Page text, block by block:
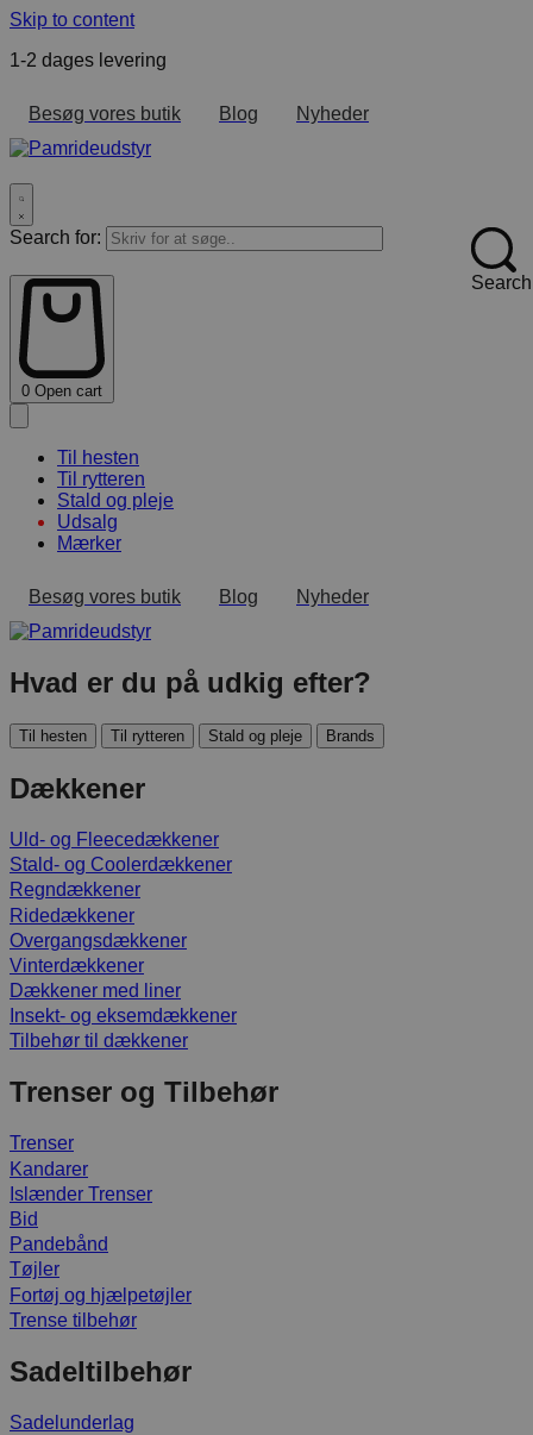
Skip to content
1-2 dages levering
Besøg vores butik Blog Nyheder
Search for:
Search
0 Open cart
Til hesten
Til rytteren
Stald og pleje
Udsalg
Mærker
Besøg vores butik Blog Nyheder
Hvad er du på udkig efter?
Til hesten Til rytteren Stald og pleje Brands
Dækkener
Uld- og Fleecedækkener
Stald- og Coolerdækkener
Regndækkener
Ridedækkener
Overgangsdækkener
Vinterdækkener
Dækkener med liner
Insekt- og eksemdækkener
Tilbehør til dækkener
Trenser og Tilbehør
Trenser
Kandarer
Islænder Trenser
Bid
Pandebånd
Tøjler
Fortøj og hjælpetøjler
Trense tilbehør
Sadeltilbehør
Sadelunderlag